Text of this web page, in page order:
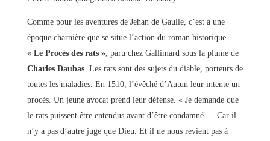
Comme pour les aventures de Jehan de Gaulle, c’est à une
époque charnière que se situe l’action du roman historique
« Le Procès des rats », paru chez Gallimard sous la plume de
Charles Daubas. Les rats sont des sujets du diable, porteurs de
toutes les maladies. En 1510, l’évêché d’Autun leur intente un
procès. Un jeune avocat prend leur défense. « Je demande que
le rats puissent être entendus avant d’être condamné … Car il
n’y a pas d’autre juge que Dieu. Et il ne nous revient pas à